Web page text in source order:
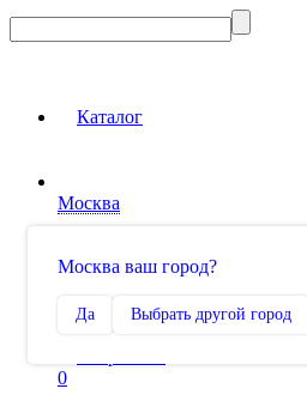
Каталог
Москва
Москва ваш город?
Да Выбрать другой город
Сравнение
0